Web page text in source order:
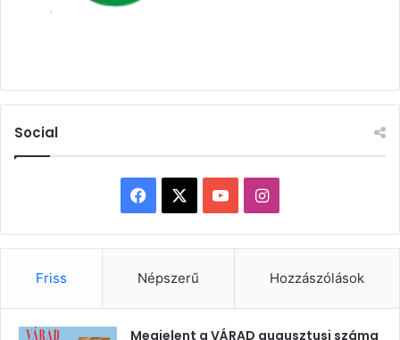
Social
Facebook YouTubeInstagram
Friss Népszerű Hozzászólások
Megjelent a VÁRAD augusztusi száma